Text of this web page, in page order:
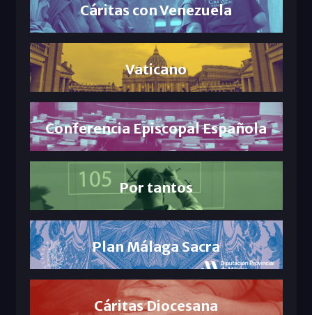
Cáritas con Venezuela
Vaticano
Conferencia Episcopal Española
Por tantos
Plan Málaga Sacra
Cáritas Diocesana